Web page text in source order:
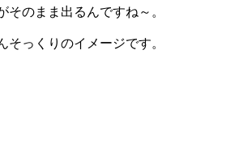
そのまま出るんですね～。
そっくりのイメージです。